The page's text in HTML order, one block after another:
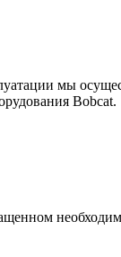
мы
Bobcat.